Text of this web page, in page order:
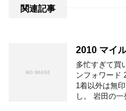
関連記事
2010 マイ
多忙すぎて買
ンフォワード
1着以外は無
し。 岩田の